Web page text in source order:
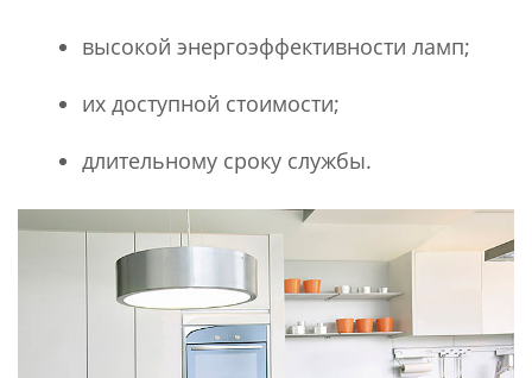
высокой энергоэффективности ламп;
их доступной стоимости;
длительному сроку службы.